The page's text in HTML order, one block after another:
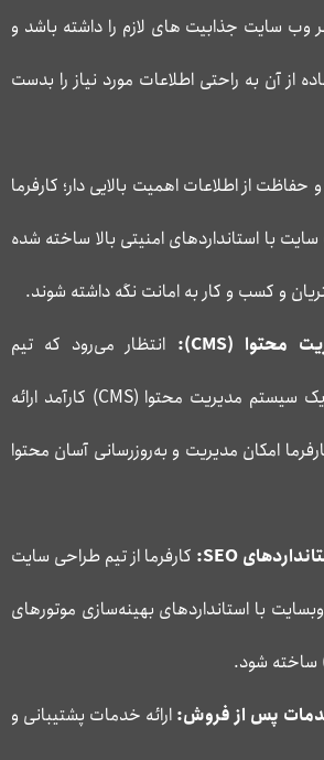
وب سایت جذابیت های لازم را داشته باشد و
از آن به راحتی اطلاعات مورد نیاز را بدست
حفاظت از اطلاعات اهمیت بالایی دار؛ کارفرما
سایت با استانداردهای امنیتی بالا ساخته شده
و کسب و کار به امانت نگه داشته شوند.
محتوا (CMS
): انتظار می‌رود که تیم
طراحی سایت یک سیستم مدیریت محتوا (CMS) کارآمد ارائه
امکان مدیریت و به‌روزرسانی آسان محتوا
SEO
: کارفرما از تیم طراحی سایت
وبسایت با استانداردهای بهینه‌سازی موتورهای
پس از فروش: ارائه خدمات پشتیبانی و